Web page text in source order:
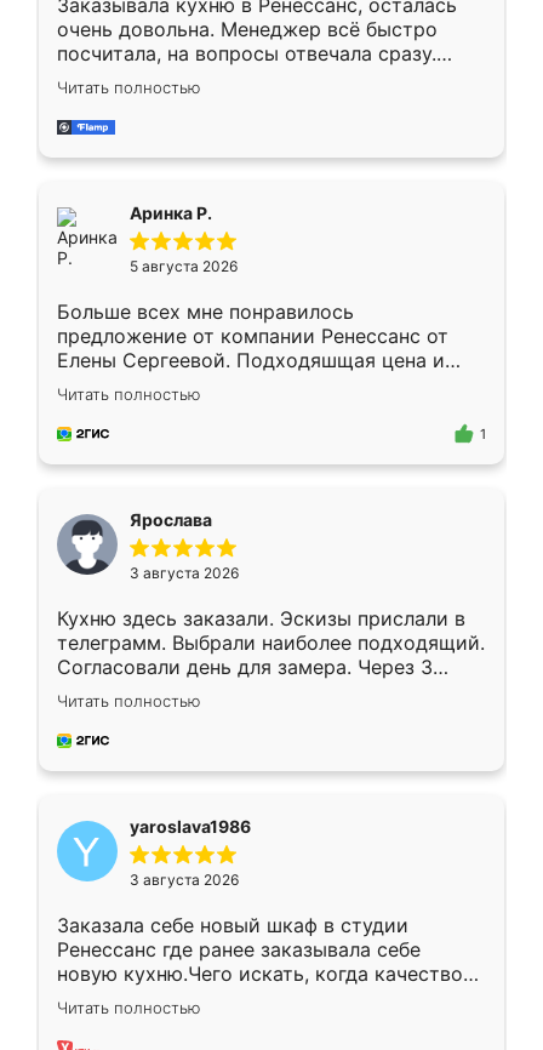
Заказывала кухню в Ренессанс, осталась
очень довольна. Менеджер всё быстро
посчитала, на вопросы отвечала сразу.
Замерщик приехал в субботу, подошёл к
делу со всей ответственностью. Собрали
за день, ребята работали аккуратно, даже
Читать полностью
Аринка Р.
5 августа 2026
Больше всех мне понравилось
предложение от компании Ренессанс от
Елены Сергеевой. Подходяшщая цена и
короткие сроки изготовления. Приехавший
для замера сотрудник Владислав
предложил по моему эскизу самый
Читать полностью
1
Ярослава
3 августа 2026
Кухню здесь заказали. Эскизы прислали в
телеграмм. Выбрали наиболее подходящий.
Согласовали день для замера. Через 3
недели кухня была уже готова. Остались
довольны работой. Спасибо Ренессанс
мебель за качественную работу!
Читать полностью
yaroslava1986
3 августа 2026
Заказала себе новый шкаф в студии
Ренессанс где ранее заказывала себе
новую кухню.Чего искать, когда качеством
вполне довольна. Служит кухня уже почти
два года, нареканий нет.
Читать полностью